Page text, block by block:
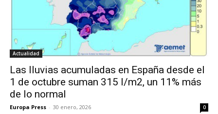
Actualidad
Las lluvias acumuladas en España desde el
1 de octubre suman 315 l/m2, un 11% más
de lo normal
Europa Press - 30 enero, 2026 0